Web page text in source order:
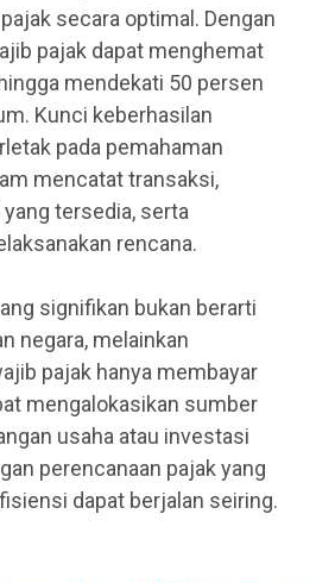
secara optimal. Dengan
pajak dapat menghemat
mendekati 50 persen
Kunci keberhasilan
pada pemahaman
mencatat transaksi,
tersedia, serta
rencana.
signifikan bukan berarti
negara, melainkan
pajak hanya membayar
mengalokasikan sumber
usaha atau investasi
perencanaan pajak yang
dapat berjalan seiring.